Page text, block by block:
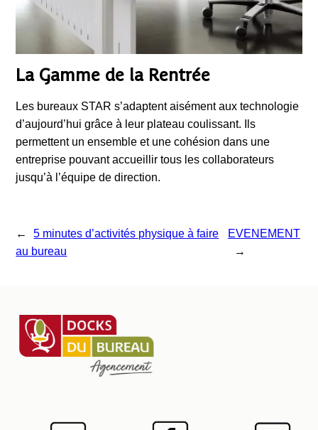
La Gamme de la Rentrée
Les bureaux STAR s’adaptent aisément aux technologie
d’aujourd’hui grâce à leur plateau coulissant. Ils
permettent un ensemble et une cohésion dans une
entreprise pouvant accueillir tous les collaborateurs
jusqu’à l’équipe de direction.
←
5 minutes d’activités physique à faire
au bureau
EVENEMENT
→